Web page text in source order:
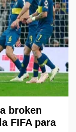
broken
FIFA para